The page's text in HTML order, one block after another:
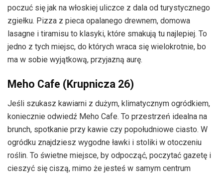
poczuć się jak na włoskiej uliczce z dala od turystycznego
zgiełku. Pizza z pieca opalanego drewnem, domowa
lasagne i tiramisu to klasyki, które smakują tu najlepiej. To
jedno z tych miejsc, do których wraca się wielokrotnie, bo
ma w sobie wyjątkową, przyjazną aurę.
Meho Cafe (Krupnicza 26)
Jeśli szukasz kawiarni z dużym, klimatycznym ogródkiem,
koniecznie odwiedź Meho Cafe. To przestrzeń idealna na
brunch, spotkanie przy kawie czy popołudniowe ciasto. W
ogródku znajdziesz wygodne ławki i stoliki w otoczeniu
roślin. To świetne miejsce, by odpocząć, poczytać gazetę i
cieszyć się ciszą, mimo że jesteś w samym centrum